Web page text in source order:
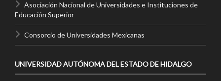
Asociación Nacional de Universidades e Instituciones de
Educación Superior
Consorcio de Universidades Mexicanas
UNIVERSIDAD AUTÓNOMA DEL ESTADO DE HIDALGO